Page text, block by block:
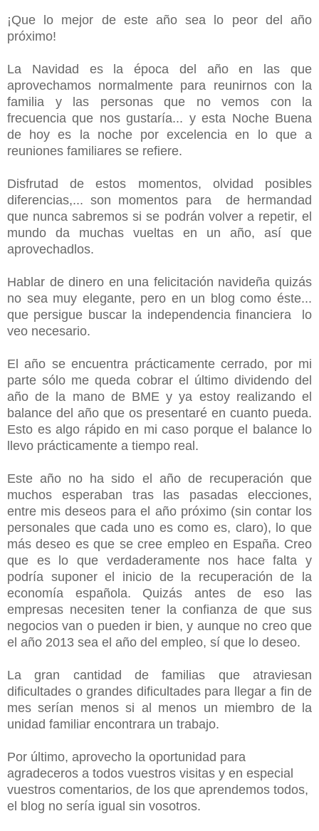
¡Que lo mejor de este año sea lo peor del año
próximo!
La Navidad es la época del año en las que
aprovechamos normalmente para reunirnos con la
familia y las personas que no vemos con la
frecuencia que nos gustaría... y esta Noche Buena
de hoy es la noche por excelencia en lo que a
reuniones familiares se refiere.
Disfrutad de estos momentos, olvidad posibles
diferencias,... son momentos para de hermandad
que nunca sabremos si se podrán volver a repetir, el
mundo da muchas vueltas en un año, así que
aprovechadlos.
Hablar de dinero en una felicitación navideña quizás
no sea muy elegante, pero en un blog como éste...
que persigue buscar la independencia financiera lo
veo necesario.
El año se encuentra prácticamente cerrado, por mi
parte sólo me queda cobrar el último dividendo del
año de la mano de BME y ya estoy realizando el
balance del año que os presentaré en cuanto pueda.
Esto es algo rápido en mi caso porque el balance lo
llevo prácticamente a tiempo real.
Este año no ha sido el año de recuperación que
muchos esperaban tras las pasadas elecciones,
entre mis deseos para el año próximo (sin contar los
personales que cada uno es como es, claro), lo que
más deseo es que se cree empleo en España. Creo
que es lo que verdaderamente nos hace falta y
podría suponer el inicio de la recuperación de la
economía española. Quizás antes de eso las
empresas necesiten tener la confianza de que sus
negocios van o pueden ir bien, y aunque no creo que
el año 2013 sea el año del empleo, sí que lo deseo.
La gran cantidad de familias que atraviesan
dificultades o grandes dificultades para llegar a fin de
mes serían menos si al menos un miembro de la
unidad familiar encontrara un trabajo.
Por último, aprovecho la oportunidad para
agradeceros a todos vuestros visitas y en especial
vuestros comentarios, de los que aprendemos todos,
el blog no sería igual sin vosotros.